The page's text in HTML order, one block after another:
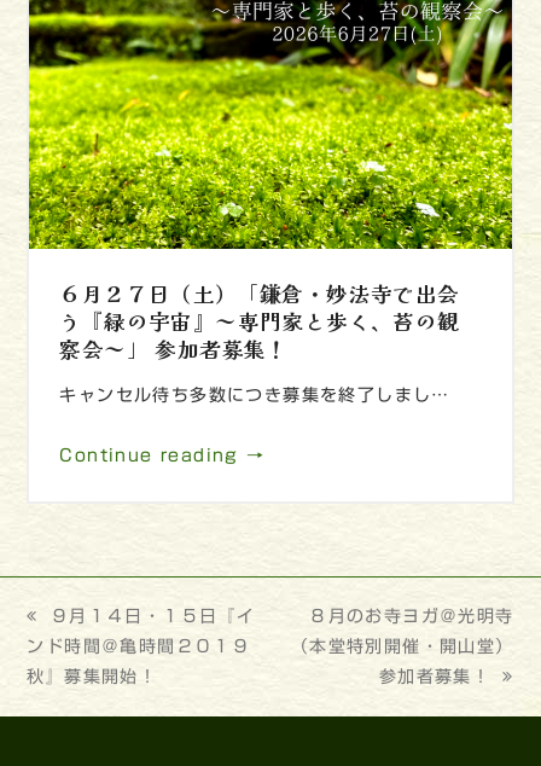
６月２７日（土）「鎌倉・妙法寺で出会
う『緑の宇宙』～専門家と歩く、苔の観
察会～」 参加者募集！
キャンセル待ち多数につき募集を終了しまし…
Continue reading →
previous
post:
９月１４日・１５日『イ
ンド時間＠亀時間２０１９
秋』募集開始！
next
post:
８月のお寺ヨガ＠光明寺
（本堂特別開催・開山堂）
参加者募集！